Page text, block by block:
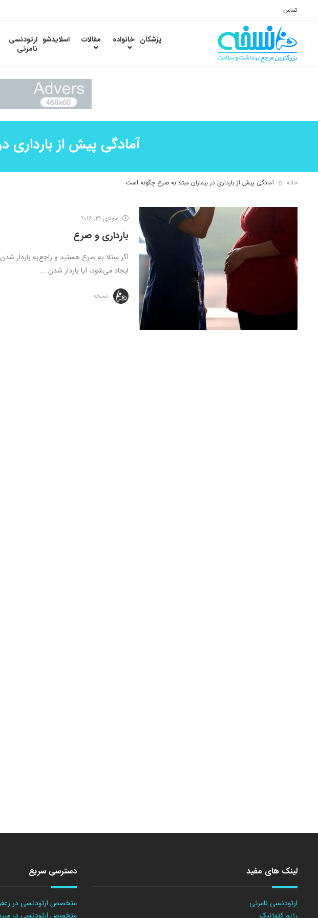
تماس
پزشکان خانواده مقالات اسلایدشو ارتودنسی
نامرئی
آمادگی پیش از بارداری
خانه آمادگی پیش از بارداری در بیماران مبتلا به صرع چگونه است
جولای 29, 2016
بارداری و صرع
اگر مبتلا به صرع هستید و راجع‌به باردار
ایجاد می‌شود، آیا باردار شدن ...
نسخه
لینک های مفید
ارتودنسی نامرئی
رژیم کتوژنیک
دسترسی سریع
متخصص ارتودنسی در
متخصص ارتودنسی در